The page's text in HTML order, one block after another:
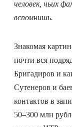
человек, чьих
вспомнишь.
Знакомая
почти вся
Бригадиров и
Сутенеров и
контактов в
50–300 млн